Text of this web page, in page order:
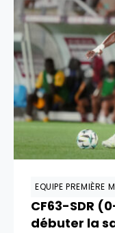
EQUIPE PREMIÈRE
CF63-SDR
débuter la